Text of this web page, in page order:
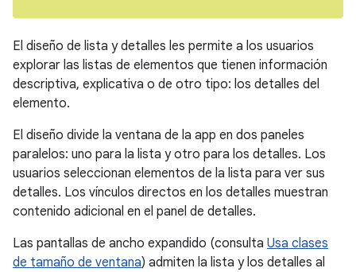
El diseño de lista y detalles les permite a los usuarios
explorar las listas de elementos que tienen información
descriptiva, explicativa o de otro tipo: los detalles del
elemento.
El diseño divide la ventana de la app en dos paneles
paralelos: uno para la lista y otro para los detalles. Los
usuarios seleccionan elementos de la lista para ver sus
detalles. Los vínculos directos en los detalles muestran
contenido adicional en el panel de detalles.
Las pantallas de ancho expandido (consulta Usa clases
de tamaño de ventana) admiten la lista y los detalles al